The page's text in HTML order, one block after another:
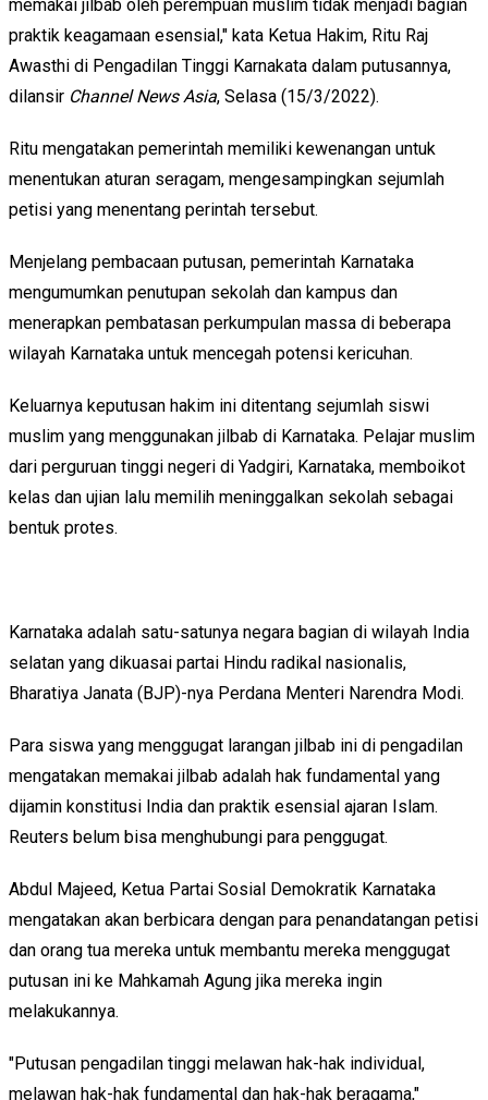
memakai jilbab oleh perempuan muslim tidak menjadi bagian
praktik keagamaan esensial," kata Ketua Hakim, Ritu Raj
Awasthi di Pengadilan Tinggi Karnakata dalam putusannya,
dilansir Channel News Asia, Selasa (15/3/2022).
Ritu mengatakan pemerintah memiliki kewenangan untuk
menentukan aturan seragam, mengesampingkan sejumlah
petisi yang menentang perintah tersebut.
Menjelang pembacaan putusan, pemerintah Karnataka
mengumumkan penutupan sekolah dan kampus dan
menerapkan pembatasan perkumpulan massa di beberapa
wilayah Karnataka untuk mencegah potensi kericuhan.
Keluarnya keputusan hakim ini ditentang sejumlah siswi
muslim yang menggunakan jilbab di Karnataka. Pelajar muslim
dari perguruan tinggi negeri di Yadgiri, Karnataka, memboikot
kelas dan ujian lalu memilih meninggalkan sekolah sebagai
bentuk protes.
Karnataka adalah satu-satunya negara bagian di wilayah India
selatan yang dikuasai partai Hindu radikal nasionalis,
Bharatiya Janata (BJP)-nya Perdana Menteri Narendra Modi.
Para siswa yang menggugat larangan jilbab ini di pengadilan
mengatakan memakai jilbab adalah hak fundamental yang
dijamin konstitusi India dan praktik esensial ajaran Islam.
Reuters belum bisa menghubungi para penggugat.
Abdul Majeed, Ketua Partai Sosial Demokratik Karnataka
mengatakan akan berbicara dengan para penandatangan petisi
dan orang tua mereka untuk membantu mereka menggugat
putusan ini ke Mahkamah Agung jika mereka ingin
melakukannya.
"Putusan pengadilan tinggi melawan hak-hak individual,
melawan hak-hak fundamental dan hak-hak beragama,"